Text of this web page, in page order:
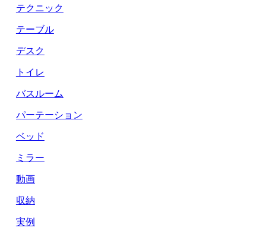
テクニック
テーブル
デスク
トイレ
バスルーム
パーテーション
ベッド
ミラー
動画
収納
実例